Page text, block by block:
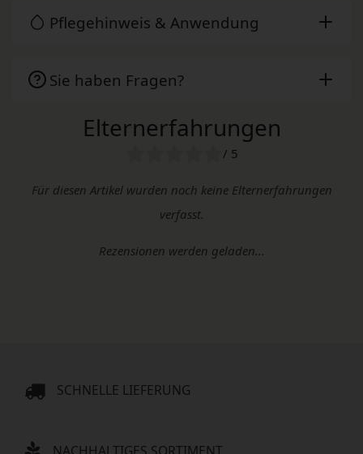
Pflegehinweis & Anwendung
Sie haben Fragen?
Elternerfahrungen
/ 5
Für diesen Artikel wurden noch keine Elternerfahrungen
verfasst.
Rezensionen werden geladen...
SCHNELLE LIEFERUNG